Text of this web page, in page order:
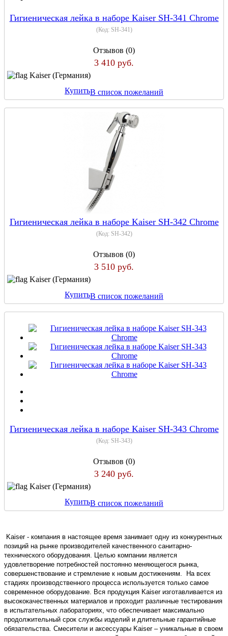
Гигиеническая лейка в наборе Kaiser SH-341 Chrome
(Код: SH-341)
Отзывов (0)
3 410 руб.
Kaiser (Германия)
КупитьВ список пожеланий
Гигиеническая лейка в наборе Kaiser SH-342 Chrome
(Код: SH-342)
Отзывов (0)
3 510 руб.
Kaiser (Германия)
КупитьВ список пожеланий
Гигиеническая лейка в наборе Kaiser SH-343 Chrome
(Код: SH-343)
Отзывов (0)
3 240 руб.
Kaiser (Германия)
КупитьВ список пожеланий
Kaiser - компания в настоящее время занимает одну из конкурентных
позиций на рынке производителей качественного санитарно-
технического оборудования. Целью компании является
удовлетворение потребностей постоянно меняющегося рынка,
совершенствование и стремление к новым достижениям. На всех
стадиях производственного процесса используется только самое
современное оборудование. Вся продукция Kaiser изготавливается из
высококачественных материалов и проходит различные тестирования
в испытательных лабораториях, что обеспечивает максимально
продолжительный срок службы изделий и длительные гарантийные
обязательства. Смесители и аксессуары Kaiser – уникальные в своем